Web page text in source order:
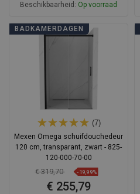
Beschikbaarheid: Op voorraad
In winkelwagen
BADKAMERDAGEN
(7)
Mexen Omega schuifdouchedeur
120 cm, transparant, zwart - 825-
120-000-70-00
€ 319,70 -19,99%
€ 255,79